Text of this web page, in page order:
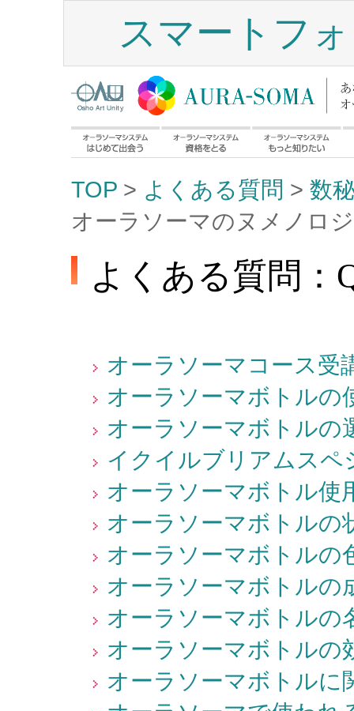
スマートフ
TOP > よくある質問 > 数
オーラソーマのヌメノロ
よくある質問：
オーラソーマコース受
オーラソーマボトルの
オーラソーマボトルの
イクイルブリアムスペ
オーラソーマボトル使
オーラソーマボトルの
オーラソーマボトルの
オーラソーマボトルの
オーラソーマボトルの
オーラソーマボトルの
オーラソーマボトルに